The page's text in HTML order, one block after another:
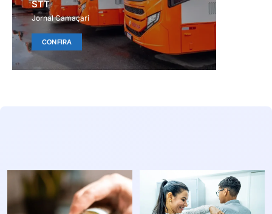
STT
Jornal Camaçari
CONFIRA